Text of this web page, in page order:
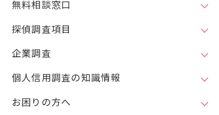
無料相談窓口
探偵調査項目
企業調査
個人信用調査の知識情報
お困りの方へ